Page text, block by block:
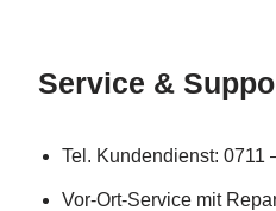
Service &
Tel. Kundendienst: 0711
Vor-Ort-Service mit